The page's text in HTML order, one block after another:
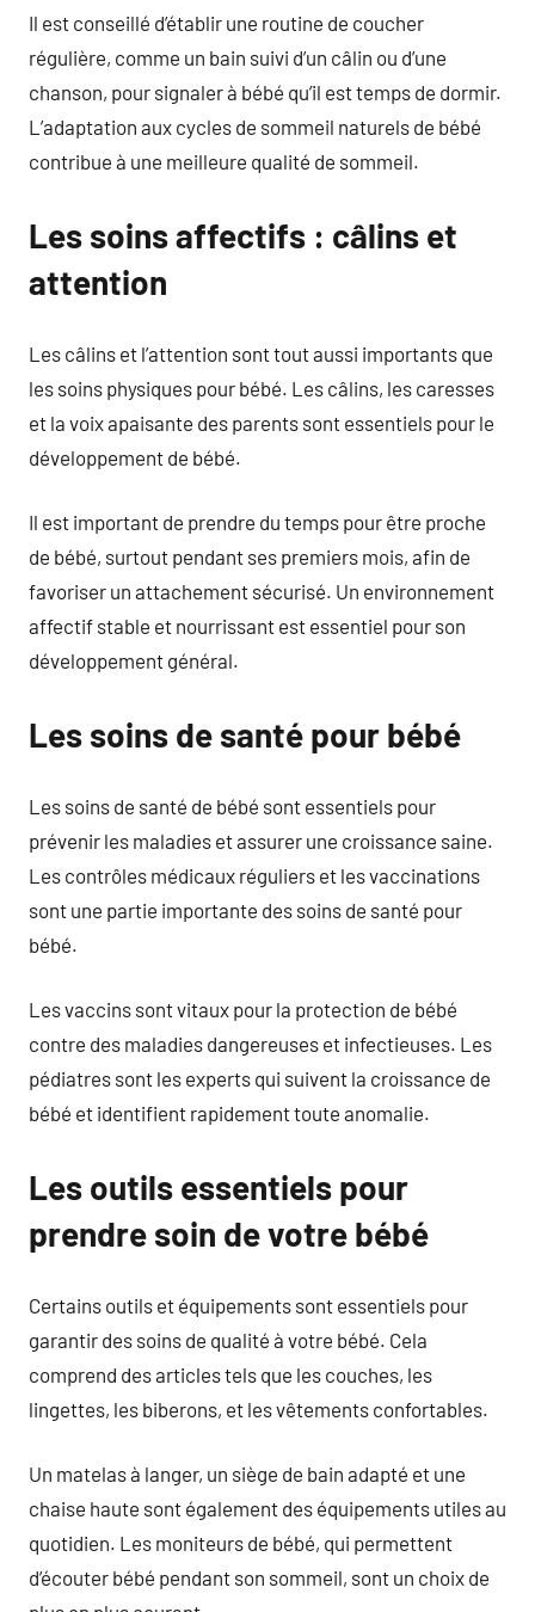
Il est conseillé d’établir une routine de coucher
régulière, comme un bain suivi d’un câlin ou d’une
chanson, pour signaler à bébé qu’il est temps de dormir.
L’adaptation aux cycles de sommeil naturels de bébé
contribue à une meilleure qualité de sommeil.
Les soins affectifs : câlins et
attention
Les câlins et l’attention sont tout aussi importants que
les soins physiques pour bébé. Les câlins, les caresses
et la voix apaisante des parents sont essentiels pour le
développement de bébé.
Il est important de prendre du temps pour être proche
de bébé, surtout pendant ses premiers mois, afin de
favoriser un attachement sécurisé. Un environnement
affectif stable et nourrissant est essentiel pour son
développement général.
Les soins de santé pour bébé
Les soins de santé de bébé sont essentiels pour
prévenir les maladies et assurer une croissance saine.
Les contrôles médicaux réguliers et les vaccinations
sont une partie importante des soins de santé pour
bébé.
Les vaccins sont vitaux pour la protection de bébé
contre des maladies dangereuses et infectieuses. Les
pédiatres sont les experts qui suivent la croissance de
bébé et identifient rapidement toute anomalie.
Les outils essentiels pour
prendre soin de votre bébé
Certains outils et équipements sont essentiels pour
garantir des soins de qualité à votre bébé. Cela
comprend des articles tels que les couches, les
lingettes, les biberons, et les vêtements confortables.
Un matelas à langer, un siège de bain adapté et une
chaise haute sont également des équipements utiles au
quotidien. Les moniteurs de bébé, qui permettent
d’écouter bébé pendant son sommeil, sont un choix de